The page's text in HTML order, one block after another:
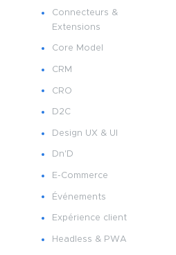
Connecteurs &
Extensions
Core Model
CRM
CRO
D2C
Design UX & UI
Dn'D
E-Commerce
Événements
Expérience client
Headless & PWA